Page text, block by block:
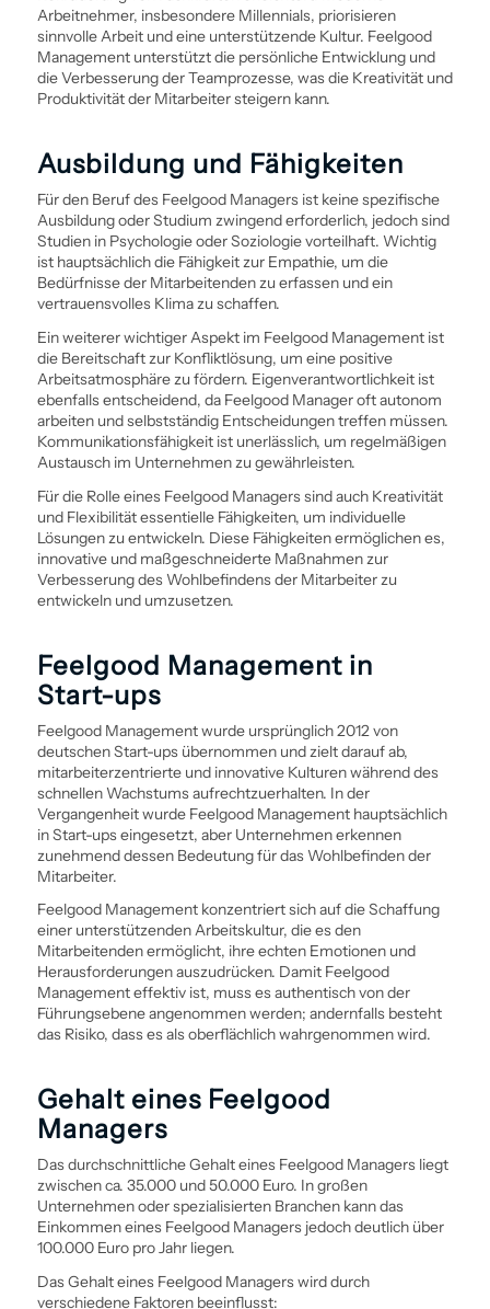
Arbeitnehmer, insbesondere Millennials, priorisieren
sinnvolle Arbeit und eine unterstützende Kultur. Feelgood
Management unterstützt die persönliche Entwicklung und
die Verbesserung der Team­prozesse, was die Kreativität und
Produktivität der Mitarbeiter steigern kann.
Aus­bildung und Fähigkeiten
Für den Beruf des Feelgood Managers ist keine spezifische
Aus­bildung oder Studium zwingend erforderlich, jedoch sind
Studien in Psychologie oder Soziologie vorteilhaft. Wichtig
ist hauptsächlich die Fähigkeit zur Empathie, um die
Bedürfnisse der Mitarbeitenden zu erfassen und ein
vertrauensvolles Klima zu schaffen.
Ein weiterer wichtiger Aspekt im Feelgood Management ist
die Bereitschaft zur Konflikt­lösung, um eine positive
Arbeitsatmosphäre zu fördern. Eigenverantwortlichkeit ist
ebenfalls entscheidend, da Feelgood Manager oft autonom
arbeiten und selbstständig Entscheidungen treffen müssen.
Kommunikationsfähigkeit ist unerlässlich, um regelmäßigen
Austausch im Unternehmen zu gewährleisten.
Für die Rolle eines Feelgood Managers sind auch Kreativität
und Flexibilität essentielle Fähigkeiten, um individuelle
Lösungen zu entwickeln. Diese Fähigkeiten ermöglichen es,
innovative und maß­geschneiderte Maßnahmen zur
Verbesserung des Wohlbefindens der Mitarbeiter zu
entwickeln und umzusetzen.
Feelgood Management in
Start-ups
Feelgood Management wurde ursprünglich 2012 von
deutschen Start-ups übernommen und zielt darauf ab,
mitarbeiterzentrierte und innovative Kulturen während des
schnellen Wachstums aufrechtzuerhalten. In der
Vergangenheit wurde Feelgood Management hauptsächlich
in Start-ups eingesetzt, aber Unternehmen erkennen
zunehmend dessen Bedeutung für das Wohlbefinden der
Mitarbeiter.
Feelgood Management konzentriert sich auf die Schaffung
einer unterstützenden Arbeitskultur, die es den
Mitarbeitenden ermöglicht, ihre echten Emotionen und
Herausforderungen auszudrücken. Damit Feelgood
Management effektiv ist, muss es authentisch von der
Führungsebene angenommen werden; andernfalls besteht
das Risiko, dass es als oberflächlich wahrgenommen wird.
Gehalt eines Feelgood
Managers
Das durchschnittliche Gehalt eines Feelgood Managers liegt
zwischen ca. 35.000 und 50.000 Euro. In großen
Unternehmen oder spezialisierten Branchen kann das
Einkommen eines Feelgood Managers jedoch deutlich über
100.000 Euro pro Jahr liegen.
Das Gehalt eines Feelgood Managers wird durch
verschiedene Faktoren beeinflusst: